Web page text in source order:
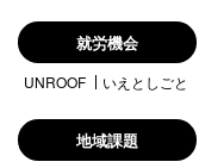
就労機会
UNROOF いえとしごと
地域課題